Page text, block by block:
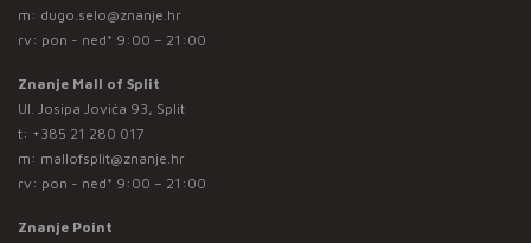
m: dugo.selo@znanje.hr
rv: pon - ned* 9:00 – 21:00
Znanje Mall of Split
Ul. Josipa Jovića 93, Split
t: +385 21 280 017
m: mallofsplit@znanje.hr
rv: pon - ned* 9:00 – 21:00
Znanje Point